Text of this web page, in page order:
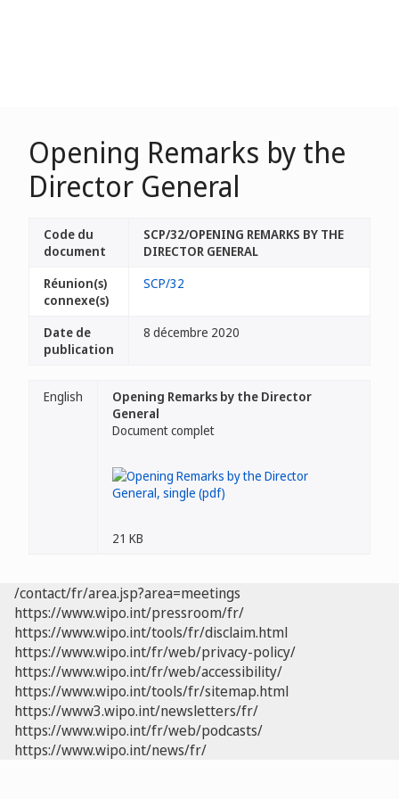
Opening Remarks by the
Director General
Code du
document
SCP/32/OPENING REMARKS BY THE
DIRECTOR GENERAL
Réunion(s)
connexe(s)
SCP/32
Date de
publication
8 décembre 2020
English
Opening Remarks by the Director
General
Document complet
21 KB
/contact/fr/area.jsp?area=meetings
https://www.wipo.int/pressroom/fr/
https://www.wipo.int/tools/fr/disclaim.html
https://www.wipo.int/fr/web/privacy-policy/
https://www.wipo.int/fr/web/accessibility/
https://www.wipo.int/tools/fr/sitemap.html
https://www3.wipo.int/newsletters/fr/
https://www.wipo.int/fr/web/podcasts/
https://www.wipo.int/news/fr/